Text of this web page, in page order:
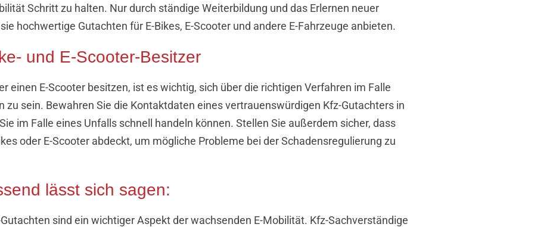
Schritt zu halten. Nur durch ständige Weiterbildung und das Erlernen neuer
hochwertige Gutachten für E-Bikes, E-Scooter und andere E-Fahrzeuge anbieten.
und E-Scooter-Besitzer
einen E-Scooter besitzen, ist es wichtig, sich über die richtigen Verfahren im Falle
zu sein. Bewahren Sie die Kontaktdaten eines vertrauenswürdigen Kfz-Gutachters in
im Falle eines Unfalls schnell handeln können. Stellen Sie außerdem sicher, dass
oder E-Scooter abdeckt, um mögliche Probleme bei der Schadensregulierung zu
lässt sich sagen:
Gutachten sind ein wichtiger Aspekt der wachsenden E-Mobilität. Kfz-Sachverständige